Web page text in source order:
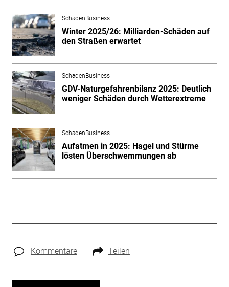
SchadenBusiness
Winter 2025/26: Milliarden-Schäden auf
den Straßen erwartet
SchadenBusiness
GDV-Naturgefahrenbilanz 2025: Deutlich
weniger Schäden durch Wetterextreme
SchadenBusiness
Aufatmen in 2025: Hagel und Stürme
lösten Überschwemmungen ab
Kommentare Teilen